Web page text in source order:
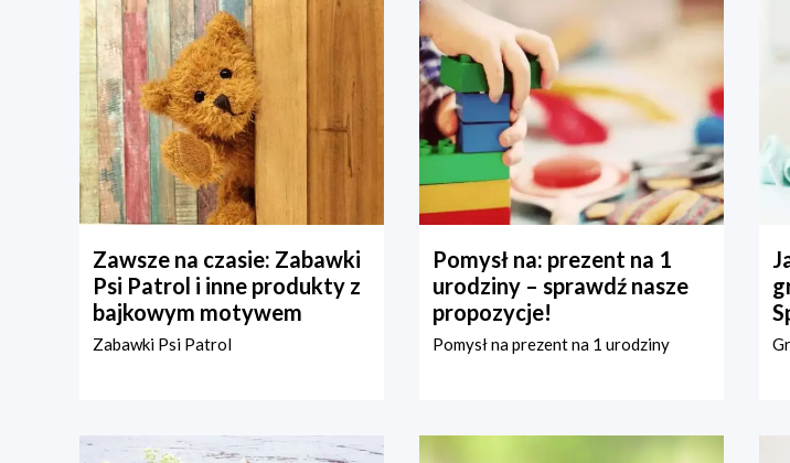
Zawsze na czasie: Zabawki
Psi Patrol i inne produkty z
bajkowym motywem
Zabawki Psi Patrol
Pomysł na: prezent na 1
urodziny – sprawdź nasze
propozycje!
Pomysł na prezent na 1 urodziny